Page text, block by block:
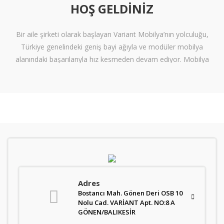
HOŞ GELDINIZ
Bir aile şirketi olarak başlayan Variant Mobilya’nın yolculuğu,
Türkiye genelindeki geniş bayi ağıyla ve modüler mobilya
alanındaki başarılarıyla hız kesmeden devam ediyor. Mobilya
tepelere çıkarıyoruz. Kanserojen içermeyen materyallerle üretilen
standartlarını da karşılar nitelikte. Sağlam işçilik ve kaliteli bir
üretimin sonucu olarak üretilen ürünler, uzun ömürlü bir kullanım
vadediyor. Variant’ın ürün gamı ise oldukça geniş. Modüler ve
Adres
Bostancı Mah. Gönen Deri OSB 10
Nolu Cad. VARİANT Apt. NO:8 A
GÖNEN/BALIKESİR